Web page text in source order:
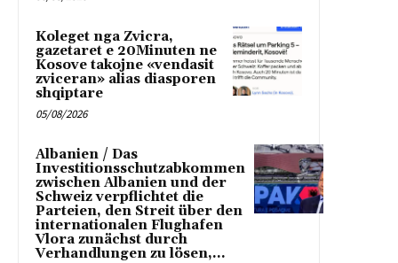
Koleget nga Zvicra,
gazetaret e 20Minuten ne
Kosove takojne «vendasit
zviceran» alias diasporen
shqiptare
05/08/2026
Albanien / Das
Investitionsschutzabkommen
zwischen Albanien und der
Schweiz verpflichtet die
Parteien, den Streit über den
internationalen Flughafen
Vlora zunächst durch
Verhandlungen zu lösen,...